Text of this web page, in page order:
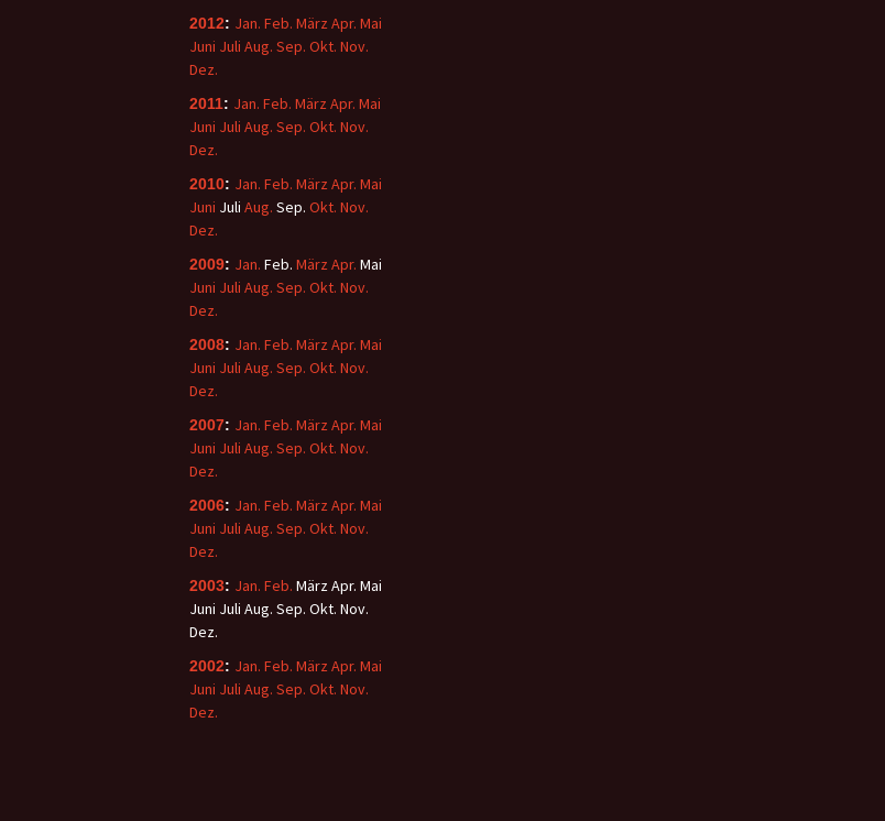
2012: Jan. Feb. März Apr. Mai
Juni Juli Aug. Sep. Okt. Nov.
Dez.
2011: Jan. Feb. März Apr. Mai
Juni Juli Aug. Sep. Okt. Nov.
Dez.
2010: Jan. Feb. März Apr. Mai
Juni Juli Aug. Sep. Okt. Nov.
Dez.
2009: Jan. Feb. März Apr. Mai
Juni Juli Aug. Sep. Okt. Nov.
Dez.
2008: Jan. Feb. März Apr. Mai
Juni Juli Aug. Sep. Okt. Nov.
Dez.
2007: Jan. Feb. März Apr. Mai
Juni Juli Aug. Sep. Okt. Nov.
Dez.
2006: Jan. Feb. März Apr. Mai
Juni Juli Aug. Sep. Okt. Nov.
Dez.
2003: Jan. Feb. MärzApr. Mai
Juni Juli Aug. Sep. Okt. Nov.
Dez.
2002: Jan. Feb. März Apr. Mai
Juni Juli Aug. Sep. Okt. Nov.
Dez.